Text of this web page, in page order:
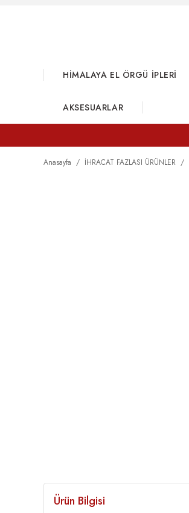
HİMALAYA EL ÖRGÜ İPLERİ
AKSESUARLAR
Anasayfa İHRACAT FAZLASI ÜRÜNLER
Ürün Bilgisi